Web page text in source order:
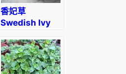
香妃草
Swedish Ivy
coleoides
.Var)